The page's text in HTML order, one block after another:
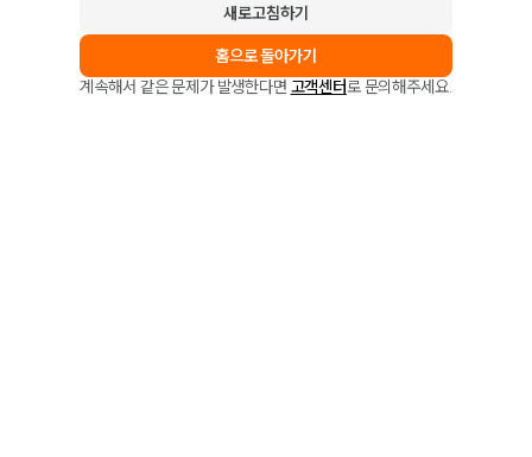
새로고침하기
홈으로 돌아가기
계속해서 같은 문제가 발생한다면 고객센터로 문의해주세요.